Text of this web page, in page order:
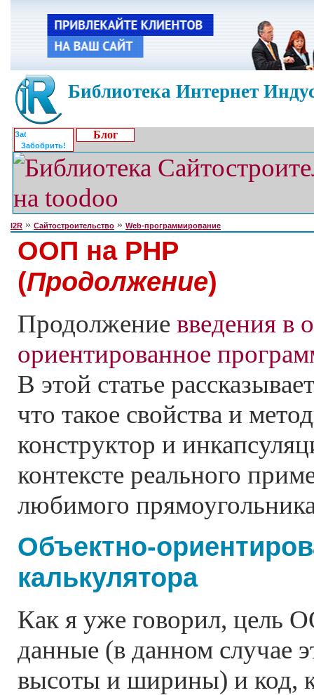
Библиотека Интернет
Забобрить!
Блог
I2R » Сайтостроительство » Web-программирование
ООП на PHP
(Продолжение)
Продолжение введения в
ориентированное
В этой статье
что такое свойства и
конструктор и
контексте реального
любимого
Объектно-
калькулятора
Как я уже говорил, цель
данные (в данном случае
высоты и ширины) и код,